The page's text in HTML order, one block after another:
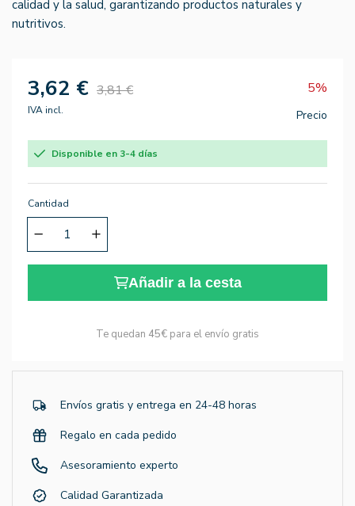
calidad y la salud, garantizando productos naturales y
nutritivos.
3,62 € 3,81 € 5%
IVA incl. Precio
Disponible en 3-4 días
Cantidad
Añadir a la cesta
Te quedan 45€ para el envío gratis
Envíos gratis y entrega en 24-48 horas
Regalo en cada pedido
Asesoramiento experto
Calidad Garantizada